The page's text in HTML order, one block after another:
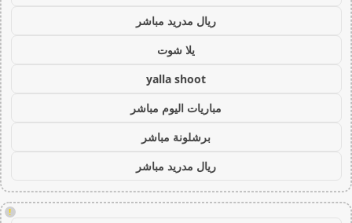
ريال مدريد مباشر
يلا شوت
yalla shoot
مباريات اليوم مباشر
برشلونة مباشر
ريال مدريد مباشر
!